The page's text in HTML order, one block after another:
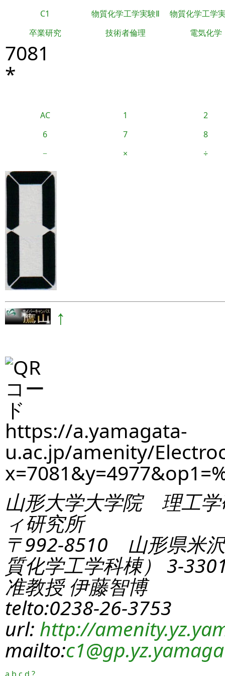
C1 物質化学工学実験Ⅱ
物質化学工学
卒業研究
技術者倫理 電気化学
7081
*
AC 1
2
6
7
8
−
× ÷
↑
https://a.yamagata-
u.ac.jp/amenity/
山形大学大学院 理工学
ィ研究所
〒992-8510 山形県米
質化学工学科棟） 3-
准教授 伊藤智博
telto:0238-26-3753
url: http://
mailto:c1